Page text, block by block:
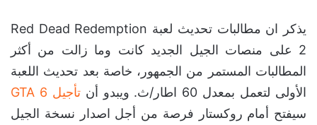
يذكر ان مطالبات تحديث لعبة Red Dead Redemption
2 على منصات الجيل الجديد كانت وما زالت من أكثر
المطالبات المستمر من الجمهور، خاصة بعد تحديث اللعبة
الأولى لتعمل بمعدل 60 اطار/ث. ويبدو أن
تأجيل GTA 6
سيفتح أمام روكستار فرصة من أجل اصدار نسخة الجيل